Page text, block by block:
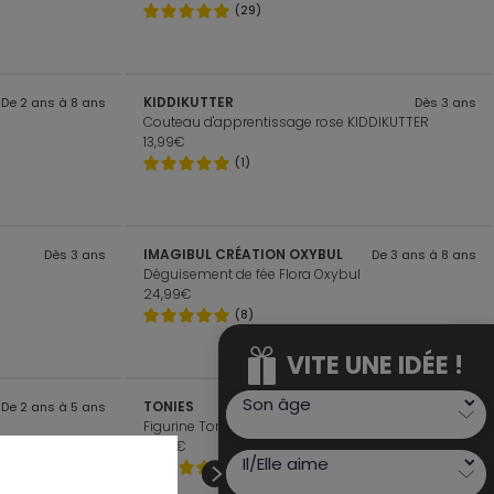
(29)
De 2 ans à 8 ans KIDDIKUTTER Dès 3 ans
Couteau d'apprentissage rose KIDDIKUTTER
13,99€
(1)
Dès 3 ans IMAGIBUL CRÉATION OXYBUL De 3 ans à 8 ans
Déguisement de fée Flora Oxybul
24,99€
(8)
De 2 ans à 5 ans TONIES De 3 ans à 8 ans
Figurine Tonie La petite sirène Tonies
14,99€
(4) VITE UNE IDÉE !
VITE UNE IDÉE !